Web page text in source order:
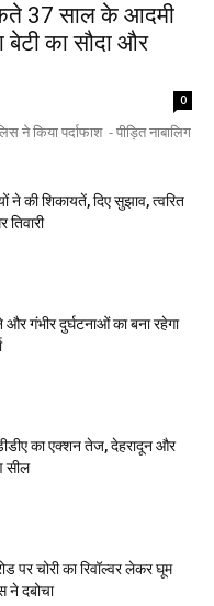
37 साल के आदमी
बेटी का सौदा और
0
किया पर्दाफाश - पीड़ित नाबालिग
ने की शिकायतें, दिए सुझाव, त्वरित
तिवारी
गंभीर दुर्घटनाओं का बना रहेगा
का एक्शन तेज, देहरादून और
सील
पर चोरी का रिवॉल्वर लेकर घूम
ने दबोचा